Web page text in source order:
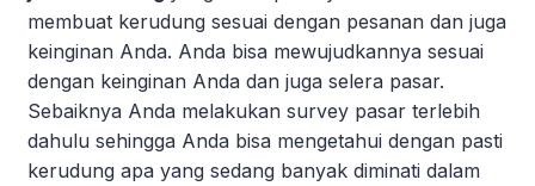
membuat kerudung sesuai dengan pesanan dan juga
keinginan Anda. Anda bisa mewujudkannya sesuai
dengan keinginan Anda dan juga selera pasar.
Sebaiknya Anda melakukan survey pasar terlebih
dahulu sehingga Anda bisa mengetahui dengan pasti
kerudung apa yang sedang banyak diminati dalam